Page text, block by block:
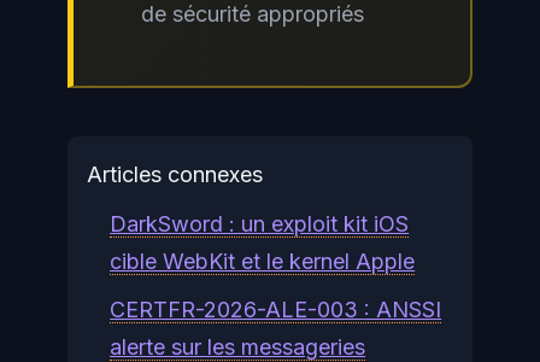
de sécurité appropriés
Articles connexes
DarkSword : un exploit kit iOS
cible WebKit et le kernel Apple
CERTFR-2026-ALE-003 : ANSSI
alerte sur les messageries